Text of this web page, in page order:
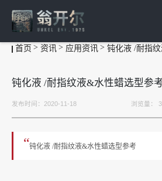
首页 资讯 应用资讯 钝化液 /耐指
钝化液 /耐指纹液&水性蜡选型参
发布时间：2020-11-18 浏览量：
“钝化液 /耐指纹液&水性蜡选型参考